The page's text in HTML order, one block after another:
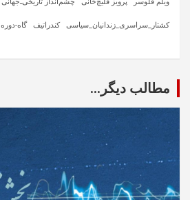
کشتار_سراسری_زندانیان_سیاسی کندراتیف گاه-دوره
مطالب دیگر...